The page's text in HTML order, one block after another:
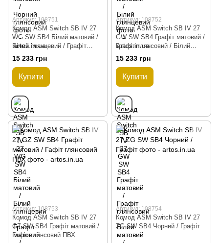
Артикул: 108751
Комод ASM Switch SB IV 27
WG SW SB4 Білий матовий /
Білий глянцевий / Графіт
матовий / Графіт глянсовий
15 233 грн
Купити
Артикул: 108752
Комод ASM Switch SB IV 27
GW SW SB4 Графіт матовий /
Графіт глянсовий / Білий
матовий / Білий глянцевий
15 233 грн
Купити
Артикул: 108753
Комод ASM Switch SB IV 27
GZ SW SB4 Графіт матовий /
Гафіт глянсовий ПВХ
Артикул: 108754
Комод ASM Switch SB IV 27
ZG SW SB4 Чорний / Графіт